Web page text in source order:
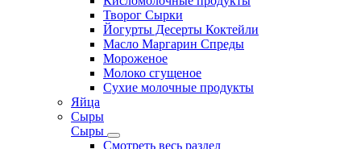
Творог Сырки
Йогурты Десерты Коктейли
Масло Маргарин Спреды
Мороженое
Молоко сгущеное
Сухие молочные продукты
Яйца
Сыры
Сыры
Смотреть весь раздел